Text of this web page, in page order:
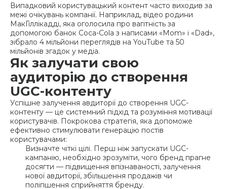
Випадковий користувацький контент часто виходив за
межі очікувань компанії. Наприклад, відео родини
МакГіллікадді, яка оголосила про вагітність за
допомогою банок Coca-Cola з написами «Mom» і «Dad»,
зібрало 4 мільйони переглядів на YouTube та 50
мільйонів згадок у медіа.
Як залучати свою
аудиторію до створення
UGC-контенту
Успішне залучення авдиторії до створення UGC-
контенту — це системний підхід та розуміння мотивації
користувачів. Покрокова стратегія, яка допоможе
ефективно стимулювати генерацію постів
користувачами:
Визначте чіткі цілі. Перш ніж запускати UGC-
кампанію, необхідно зрозуміти, чого бренд прагне
досягти — підвищення впізнаваності, залучення
нової авдиторії, збільшення продажів чи
поліпшення сприйняття бренду.